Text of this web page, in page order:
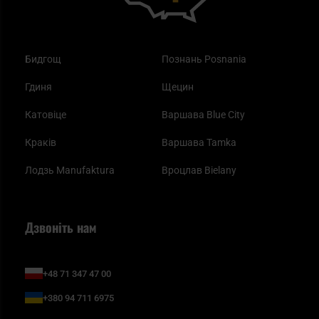
Бидгощ
Гдиня
Катовіце
Краків
Лодзь Manufaktura
Познань Posnania
Щецин
Варшава Blue City
Варшава Tamka
Вроцлав Bielany
Дзвоніть нам
+48 71 347 47 00
+380 94 711 6975